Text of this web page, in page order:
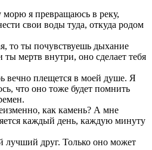
морю я превращаюсь в реку,
свои воды туда, откуда родом
то ты почувствуешь дыхание
ты мертв внутри, оно сделает тебя
вечно плещется в моей душе. Я
что оно тоже будет помнить
как камень? А мне
каждый день, каждую минуту
друг. Только оно может